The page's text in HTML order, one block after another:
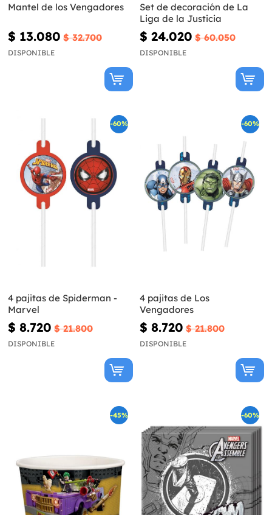
Mantel de los Vengadores
$ 13.080 $ 32.700
DISPONIBLE
Set de decoración de La
Liga de la Justicia
$ 24.020 $ 60.050
DISPONIBLE
-60%
4 pajitas de Spiderman -
Marvel
$ 8.720 $ 21.800
DISPONIBLE
-60%
4 pajitas de Los
Vengadores
$ 8.720 $ 21.800
DISPONIBLE
-45% -60%